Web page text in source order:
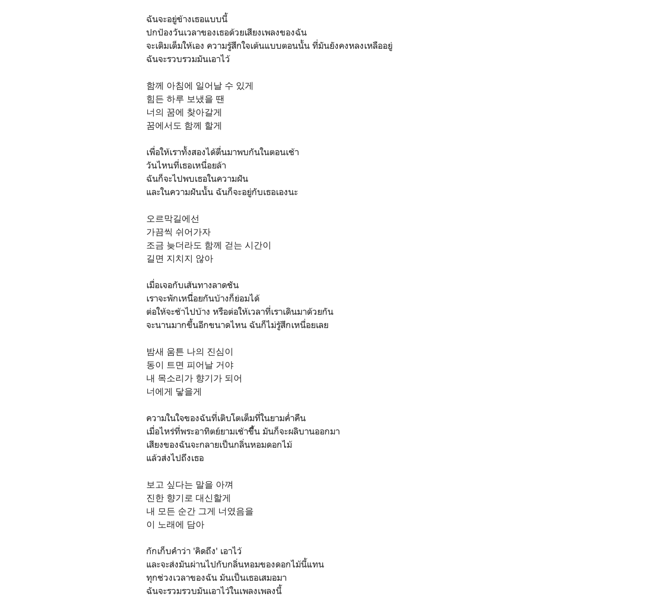
ฉันจะอยู่ข้างเธอแบบนี้
ปกป้องวันเวลาของเธอด้วยเสียงเพลงของฉัน
จะเติมเต็มให้เอง ความรู้สึกใจเต้นแบบตอนนั้น ที่มันยังคงหลงเหลืออยู่
ฉันจะรวบรวมมันเอาไว้
함께 아침에 일어날 수 있게
힘든 하루 보냈을 땐
너의 꿈에 찾아갈게
꿈에서도 함께 할게
เพื่อให้เราทั้งสองได้ตื่นมาพบกันในตอนเช้า
วันไหนที่เธอเหนื่อยล้า
ฉันก็จะไปพบเธอในความฝัน
และในความฝันนั้น ฉันก็จะอยู่กับเธอเองนะ
오르막길에선
가끔씩 쉬어가자
조금 늦더라도 함께 걷는 시간이
길면 지치지 않아
เมื่อเจอกับเส้นทางลาดชัน
เราจะพักเหนื่ิอยกันบ้างก็ย่อมได้
ต่อให้จะช้าไปบ้าง หรือต่อให้เวลาที่เราเดินมาด้วยกัน
จะนานมากขึ้นอีกขนาดไหน ฉันก็ไม่รู้สึกเหนื่อยเลย
밤새 움튼 나의 진심이
동이 트면 피어날 거야
내 목소리가 향기가 되어
너에게 닿을게
ความในใจของฉันที่เติบโตเต็มที่ในยามค่ำคืน
เมื่อไหร่ที่พระอาทิตย์ยามเช้าขึิิ้น มันก็จะผลิบานออกมา
เสียงของฉันจะกลายเป็นกลิ่นหอมดอกไม้
แล้วส่งไปถึงเธอ
보고 싶다는 말을 아껴
진한 향기로 대신할게
내 모든 순간 그게 너였음을
이 노래에 담아
กักเก็บคำว่า 'คิดถึง' เอาไว้
และจะส่งมันผ่านไปกับกลิ่นหอมของดอกไม้นี้แทน
ทุกช่วงเวลาของฉัน มันเป็นเธอเสมอมา
ฉันจะรวมรวบมันเอาไว้ในเพลงเพลงนี้